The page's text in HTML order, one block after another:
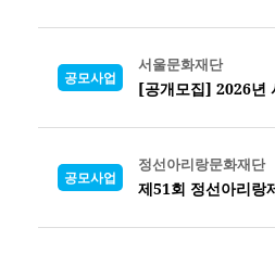
공모사업
서울문화재단
[공개모집] 2026년
공모사업
정선아리랑문화재단
제51회 정선아리랑